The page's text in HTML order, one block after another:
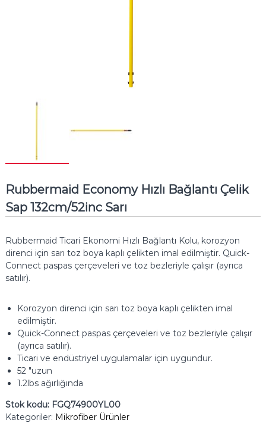
Rubbermaid Economy Hızlı Bağlantı Çelik
Sap 132cm/52inc Sarı
Rubbermaid Ticari Ekonomi Hızlı Bağlantı Kolu, korozyon
direnci için sarı toz boya kaplı çelikten imal edilmiştir. Quick-
Connect paspas çerçeveleri ve toz bezleriyle çalışır (ayrıca
satılır).
Korozyon direnci için sarı toz boya kaplı çelikten imal
edilmiştir.
Quick-Connect paspas çerçeveleri ve toz bezleriyle çalışır
(ayrıca satılır).
Ticari ve endüstriyel uygulamalar için uygundur.
52 "uzun
1.2lbs ağırlığında
Stok kodu: FGQ74900YL00
Kategoriler: Mikrofiber Ürünler